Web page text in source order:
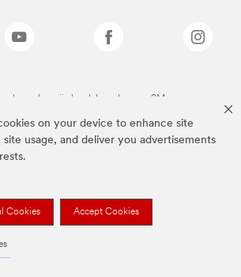
on your device to enhance site
site usage, and deliver you advertisements
Cookies Accept Cookies
merken zijn handelsmerken van 3M.we